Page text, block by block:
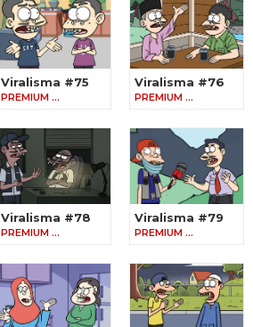
Viralisma #75
PREMIUM …
Viralisma #76
PREMIUM …
Viralisma #78
PREMIUM …
Viralisma #79
PREMIUM …